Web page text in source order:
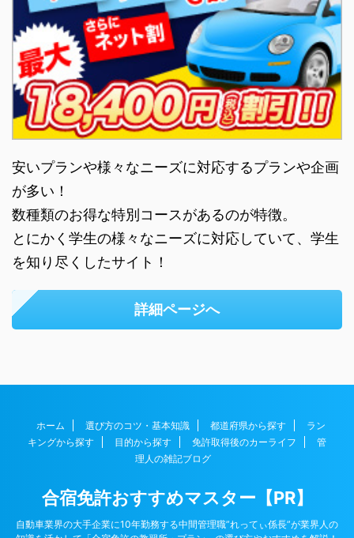
安いプランや様々なニーズに対応するプランや企画
が多い！
数種類のお得な特別コースがあるのが特徴。
とにかく学生の様々なニーズに対応していて、学生
を知り尽くしたサイト！
詳細ページへ
ホーム 選び方のコツ・基本知識 都道府県から探す
ラン
キングから探す
目的から探す 免許取得後のカーライフ
管
理人の雑記ブログ
合宿免許おすすめマスター【PR】
自動車業界の大手企業に10年勤務する中間管理職”れってぃ係長”が業界人の